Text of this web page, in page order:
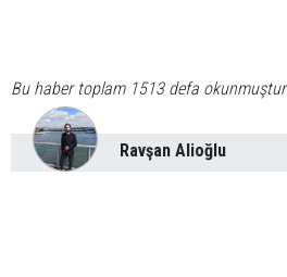
Bu haber toplam 1513 defa okunmuştur
Ravşan Alioğlu